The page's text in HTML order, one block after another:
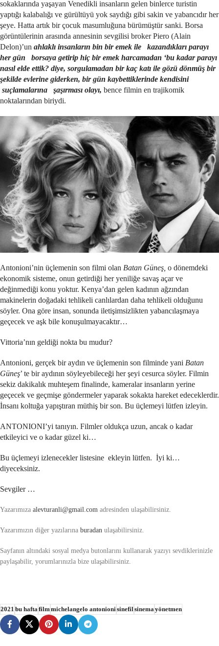
sokaklarında yaşayan Venedikli insanların gelen binlerce turistin
yaptığı kalabalığı ve gürültüyü yok saydığı gibi sakin ve yabancıdır her
şeye. Hatta artık bir çocuk masumluğuna bürümüştür sanki. Borsa
görüntülerinin arasında annesinin sevgilisi broker Piero (Alain
Delon)’un ahlaklı insanların bin bir emek ile kazandıkları parayı
her gün borsaya getirip hiç bir emek harcamadan ‘bu kadar parayı
nasıl elde ettik? diye, sorgulamadan bir kaç katı ile gözü dönmüş bir
şekilde evlerine giderken, bir gün kaybettiklerinde kendisini
suçlamalarına şaşırması olayı, bence filmin en trajikomik
noktalarından biriydi.
Antonioni’nin üçlemenin son filmi olan Batan Güneş, o dönemdeki
ekonomik sisteme, onun getirdiği her yeniliğe savaş açar ve
değinmediği konu yoktur. Kenya’dan gelen kadının ağzından
makinelerin doğadaki tehlikeli canlılardan daha tehlikeli olduğunu
söyler. Ona göre insan, sonunda iletişimsizlikten yabancılaşmaya
geçecek ve aşk bile konuşulmayacaktır…
Vittoria’nın geldiği nokta bu mudur?
Antonioni, gerçek bir aydın ve üçlemenin son filminde yani Batan
Güneş’ te bir aydının söyleyebileceği her şeyi cesurca söyler. Filmin
sekiz dakikalık muhteşem finalinde, kameralar insanların yerine
geçecek ve geçmişe göndermeler yaparak sokakta hareket edeceklerdir.
İnsanı koltuğa yapıştıran müthiş bir son. Bu üçlemeyi lütfen izleyin.
ANTONIONI’yi tanıyın. Filmler oldukça uzun, ancak o kadar
etkileyici ve o kadar güzel ki…
Bu üçlemeyi izlenecekler listesine ekleyin lütfen. İyi ki…
diyeceksiniz.
Sevgiler …
Yazarımıza alevturanli@gmail.com adresinden ulaşabilirsiniz.
Yazarımızın diğer yazılarına buradan ulaşabilirsiniz.
Sayfanın altındaki sosyal medya butonlarını kullanarak yazıyı sevdiklerinizle
paylaşabilir, yorumlarınızla bize ulaşabilirsiniz.
2021 bu haftafilmmichelangelo antonionisinefilsinemayönetmen